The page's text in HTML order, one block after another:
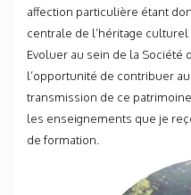
affection particulière étant
centrale de l’héritage culturel
Evoluer au sein de la Société
l’opportunité de contribuer
transmission de ce
les enseignements que je
de formation.